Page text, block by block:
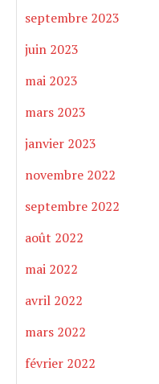
septembre 2023
juin 2023
mai 2023
mars 2023
janvier 2023
novembre 2022
septembre 2022
août 2022
mai 2022
avril 2022
mars 2022
février 2022